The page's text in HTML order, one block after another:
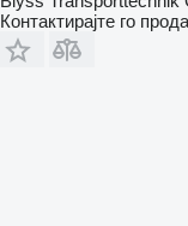
Контактирајте го